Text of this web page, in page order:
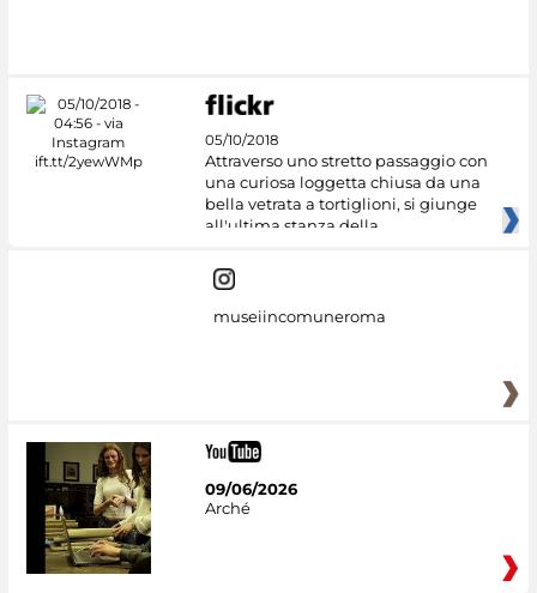
05/10/2018
Attraverso uno stretto passaggio con
una curiosa loggetta chiusa da una
bella vetrata a tortiglioni, si giunge
all'ultima stanza della
museiincomuneroma
09/06/2026
Arché